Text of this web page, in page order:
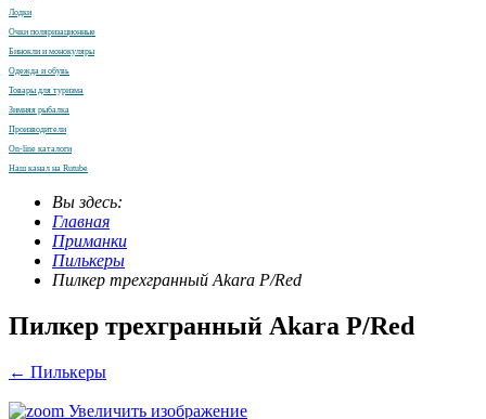
Лодки
Очки поляризационные
Бинокли и монокуляры
Одежда и обувь
Товары для туризма
Зимняя рыбалка
Производители
On-line каталоги
Наш канал на Rutube
Вы здесь:
Главная
Приманки
Пилькеры
Пилкер трехгранный Akara P/Red
Пилкер трехгранный Akara P/Red
← Пилькеры
Увеличить изображение